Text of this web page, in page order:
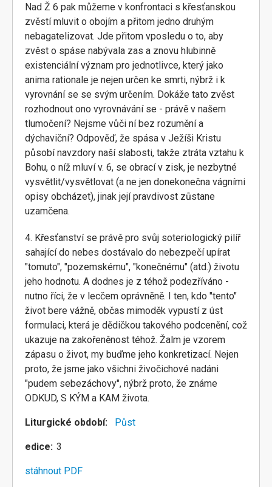
Nad Ž 6 pak můžeme v konfrontaci s křesťanskou
zvěstí mluvit o obojím a přitom jedno druhým
nebagatelizovat. Jde přitom vposledu o to, aby
zvěst o spáse nabývala zas a znovu hlubinně
existenciální význam pro jednotlivce, který jako
anima rationale je nejen určen ke smrti, nýbrž i k
vyrovnání se se svým určením. Dokáže tato zvěst
rozhodnout ono vyrovnávání se - právě v našem
tlumočení? Nejsme vůči ní bez rozumění a
dýchaviční? Odpověď, že spása v Ježíši Kristu
působí navzdory naší slabosti, takže ztráta vztahu k
Bohu, o níž mluví v. 6, se obrací v zisk, je nezbytné
vysvětlit/vysvětlovat (a ne jen donekonečna vágními
opisy obcházet), jinak její pravdivost zůstane
uzamčena.
4. Křesťanství se právě pro svůj soteriologický pilíř
sahající do nebes dostávalo do nebezpečí upírat
"tomuto", "pozemskému", "konečnému" (atd.) životu
jeho hodnotu. A dodnes je z téhož podezříváno -
nutno říci, že v lecčem oprávněně. I ten, kdo "tento"
život bere vážně, občas mimoděk vypustí z úst
formulaci, která je dědičkou takového podcenění, což
ukazuje na zakořeněnost téhož. Žalm je vzorem
zápasu o život, my buďme jeho konkretizací. Nejen
proto, že jsme jako všichni živočichové nadáni
"pudem sebezáchovy", nýbrž proto, že známe
ODKUD, S KÝM a KAM života.
Liturgické období Půst
edice 3
stáhnout PDF